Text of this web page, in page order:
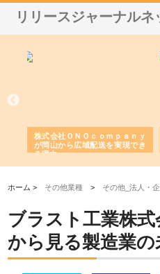
リリースジャーナルネ
株式会社ＯＮＯｃｏｍｐａｎｙ
が岡山から広域配送を実現でき
る理由
ホーム > その他業種 > その他_法人・
ブラスト工業株
から見る製造業の